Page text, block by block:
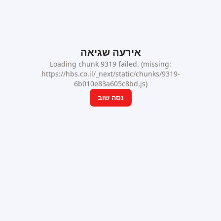
אירעה שגיאה
Loading chunk 9319 failed. (missing:
https://hbs.co.il/_next/static/chunks/9319-
6b010e83a605c8bd.js)